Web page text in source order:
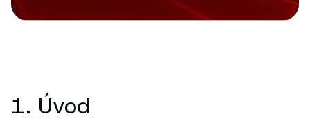
1. Úvod